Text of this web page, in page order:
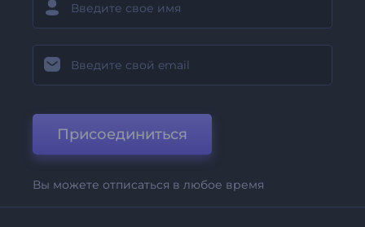
Присоединиться
Вы можете отписаться в любое время